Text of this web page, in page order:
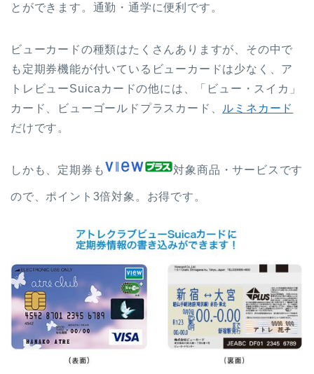
とができます。通勤・通学に便利です。
ビューカードの種類はたくさんありますが、その中で
も定期券機能が付いているビューカードは少なく、ア
トレビューSuicaカードの他には、「ビュー・スイカ」
カード、ビューゴールドプラスカード、 ルミネカード
だけです。
しかも、定期券も 対象商品・サービスです
ので、ポイント3倍対象。お得です。